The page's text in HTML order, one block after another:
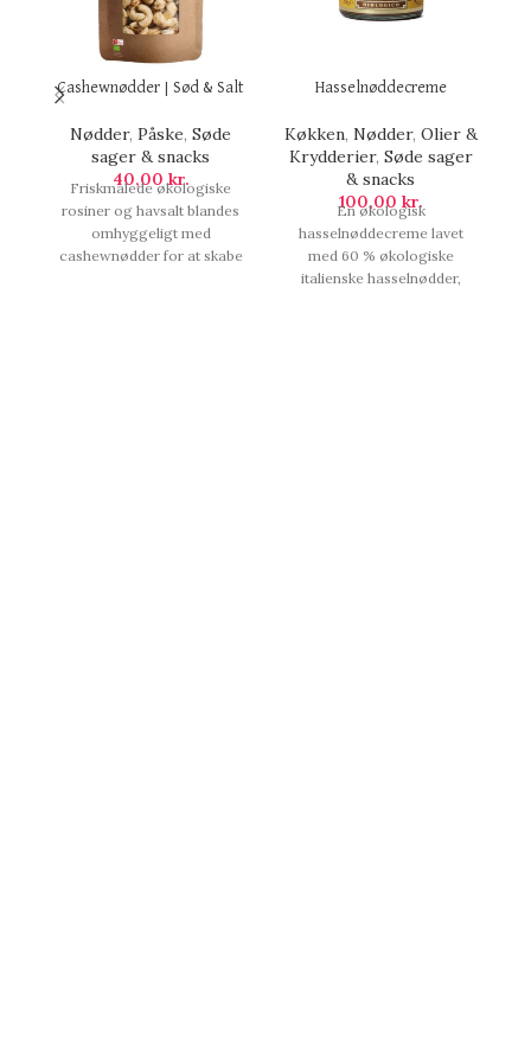
Cashewnødder | Sød & Salt
Nødder, Påske, Søde
sager & snacks
40,00kr.
Friskmalede økologiske
rosiner og havsalt blandes
omhyggeligt med
cashewnødder for at skabe
Hasselnøddecreme
Køkken, Nødder, Olier &
Krydderier, Søde sager
& snacks
100,00 kr.
En økologisk
hasselnøddecreme lavet
med 60 % økologiske
italienske hasselnødder,